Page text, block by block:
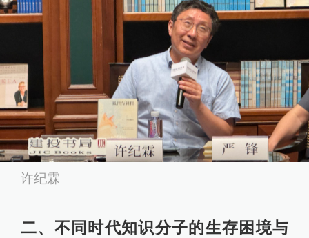
许纪霖
二、不同时代知识分子的生存困境与